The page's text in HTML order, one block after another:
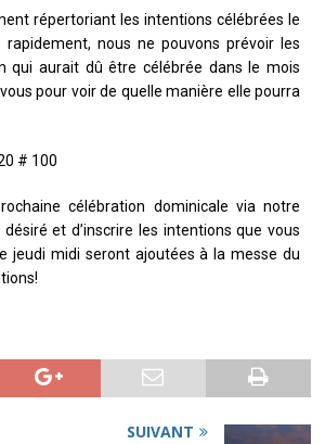
répertoriant les intentions célébrées le
nous ne pouvons prévoir les
qui aurait dû être célébrée dans le mois
pour voir de quelle manière elle pourra
# 100
célébration dominicale via notre
et d’inscrire les intentions que vous
jeudi midi seront ajoutées à la messe du
SUIVANT